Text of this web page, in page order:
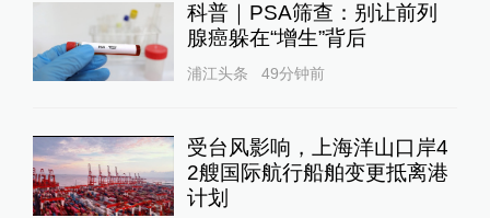
科普｜PSA筛查：别让前列
腺癌躲在“增生”背后
浦江头条 49分钟前
受台风影响，上海洋山口岸4
2艘国际航行船舶变更抵离港
计划